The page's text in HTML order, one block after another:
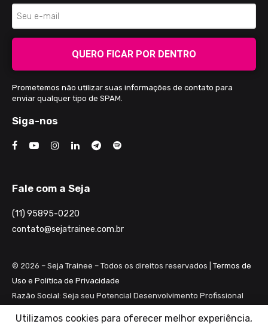
QUERO FICAR POR DENTRO
Prometemos não utilizar suas informações de contato para
enviar qualquer tipo de SPAM.
Siga-nos
Fale com a Seja
(11) 95895-0220
contato@sejatrainee.com.br
© 2026 – Seja Trainee – Todos os direitos reservados | Termos de
Uso e Política de Privacidade
Razão Social: Seja seu Potencial Desenvolvimento Profissional
Utilizamos cookies para oferecer melhor experiência,